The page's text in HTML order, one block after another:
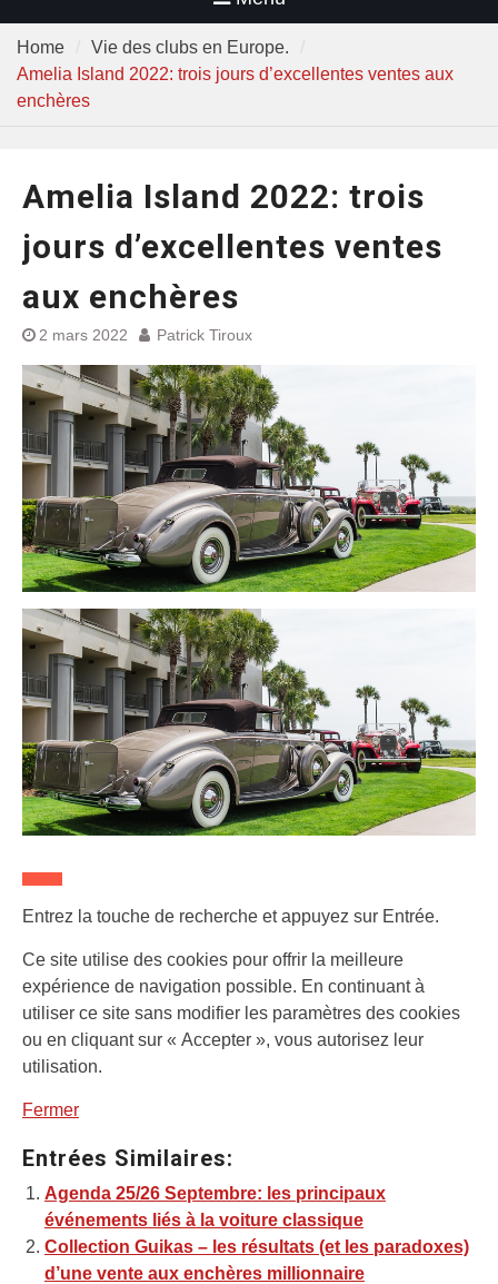
Home
Vie des clubs en Europe.
Amelia Island 2022: trois jours d’excellentes ventes aux
enchères
Amelia Island 2022: trois
jours d’excellentes ventes
aux enchères
2 mars 2022 Patrick Tiroux
Entrez la touche de recherche et appuyez sur Entrée.
Ce site utilise des cookies pour offrir la meilleure
expérience de navigation possible. En continuant à
utiliser ce site sans modifier les paramètres des cookies
ou en cliquant sur « Accepter », vous autorisez leur
utilisation.
Fermer
Entrées Similaires:
Agenda 25/26 Septembre: les principaux
événements liés à la voiture classique
Collection Guikas – les résultats (et les paradoxes)
d’une vente aux enchères millionnaire